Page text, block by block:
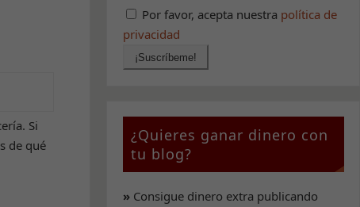
Si
de qué
Por favor, acepta nuestra política de
privacidad
¿Quieres ganar dinero con
tu blog?
»Consigue dinero extra publicando